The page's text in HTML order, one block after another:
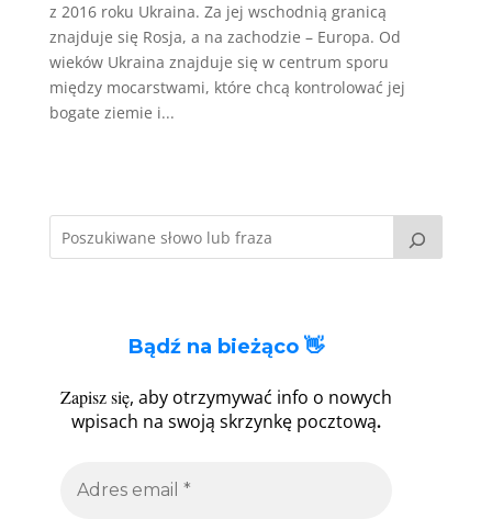
z 2016 roku Ukraina. Za jej wschodnią granicą
znajduje się Rosja, a na zachodzie – Europa. Od
wieków Ukraina znajduje się w centrum sporu
między mocarstwami, które chcą kontrolować jej
bogate ziemie i...
Bądź na bieżąco 👋
Zapisz się, aby otrzymywać info o nowych
wpisach na swoją skrzynkę pocztową.